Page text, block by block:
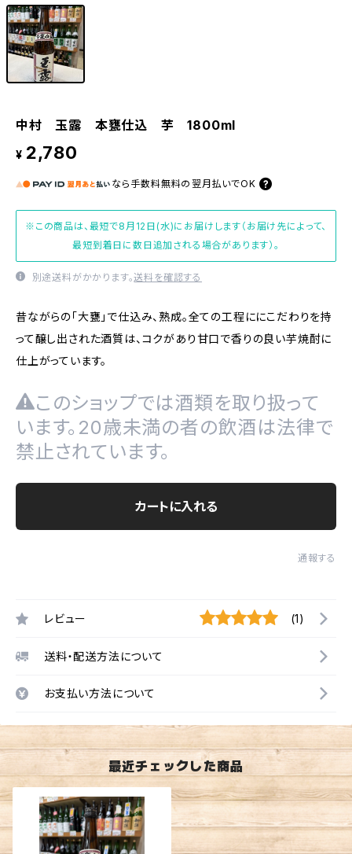
中村 玉露 本甕仕込 芋 1800ml
¥ 2,780
なら 手数料無料の 翌月払いでOK
※この商品は、最短で8月12日(水)にお届けします（お届け先によって、
最短到着日に数日追加される場合があります）。
別途送料がかかります。送料を確認する
昔ながらの「大甕」で仕込み、熟成。全ての工程ににこだわりを持
って醸し出された酒質は、コクがあり甘口で香りの良い芋焼酎に
仕上がっています。
このショップでは酒類を取り扱って
います。20歳未満の者の飲酒は法律で
禁止されています。
カートに入れる
通報する
レビュー (1)
送料・配送方法について
お支払い方法について
最近チェックした商品